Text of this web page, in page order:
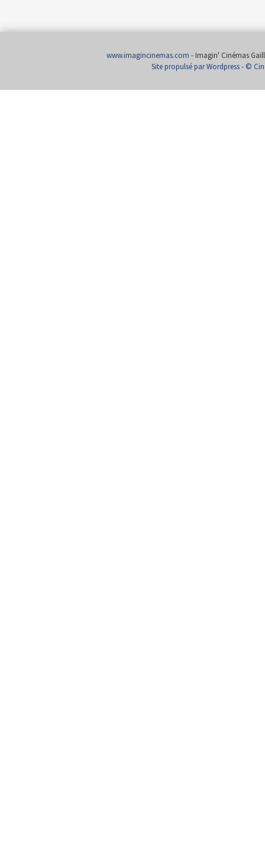
www.imagincinemas.com - Imagin' Cinémas
Site propulsé par Wordpress- ©